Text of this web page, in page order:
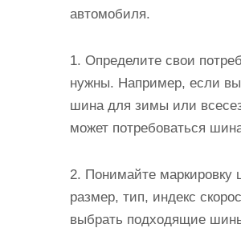
автомобиля.
1. Определите свои
нужны. Например, если
шина для зимы или
может потребоваться
2. Понимайте
размер, тип, индекс
выбрать подходящие